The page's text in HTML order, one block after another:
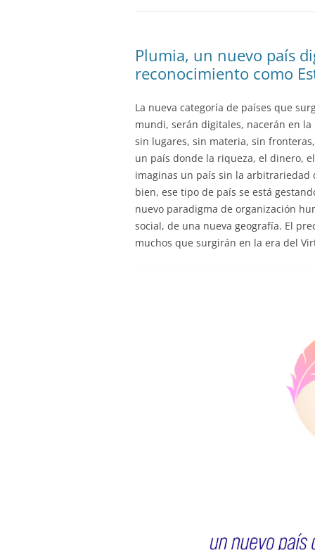
Plumia, un nuevo país
reconocimiento como
La nueva categoría de países que
mundi, serán digitales, nacerán en
sin lugares, sin materia, sin
un país donde la riqueza, el dinero,
imaginas un país sin la arbitrariedad
bien, ese tipo de país se está
nuevo paradigma de organización
social, de una nueva geografía. El
muchos que surgirán en la era del